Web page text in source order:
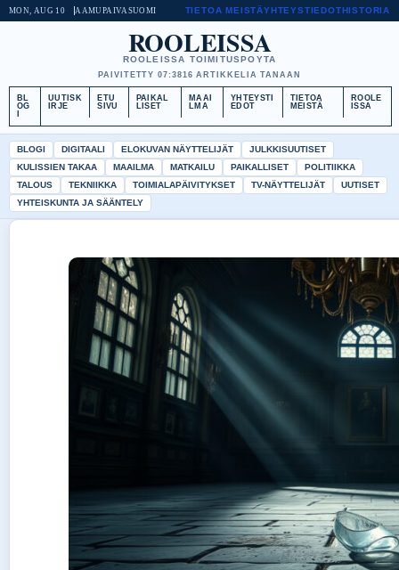
MON, AUG 10 AAMUPAIVASUOMI TIETOA MEISTÄYHTEYSTIEDOTHISTORIA
ROOLEISSA
ROOLEISSA TOIMITUSPOYTA
PAIVITETTY 07:3816 ARTIKKELIA TANAAN
BL
OG
UUTISK
IRJE
ETU
SIVU
PAIKAL
LISET
MAAI
LMA
YHTEYSTI
EDOT
TIETOA
MEISTÄ
ROOLE
ISSA
BLOGI DIGITAALI ELOKUVAN NÄYTTELIJÄT
JULKKISUUTISET
KULISSIEN TAKAA
MAAILMA MATKAILU PAIKALLISET
POLITIIKKA
TALOUS
TEKNIIKKA TOIMIALAPÄIVITYKSET TV-NÄYTTELIJÄT
UUTISET
YHTEISKUNTA JA SÄÄNTELY